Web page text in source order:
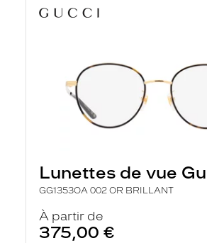
Lunettes de vue
GG1353OA 002 OR BRILLANT
À partir de
375,00 €